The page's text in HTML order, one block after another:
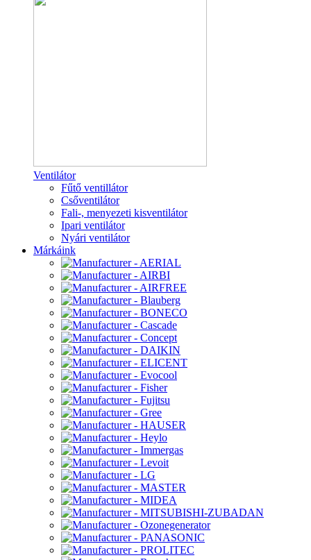
Ventilátor
Fűtő ventillátor
Csőventilátor
Fali-, menyezeti kisventilátor
Ipari ventilátor
Nyári ventilátor
Márkáink